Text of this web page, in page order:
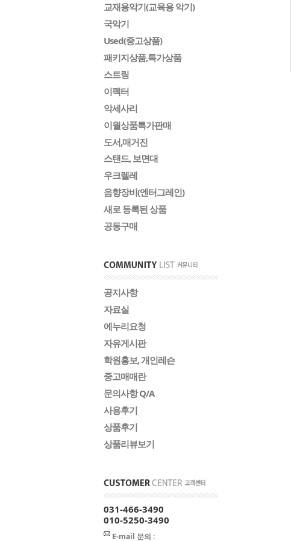
교재용악기(교육용 악기)
국악기
Used(중고상품)
패키지상품,특가상품
스트링
이펙터
악세사리
이월상품특가판매
도서,매거진
스탠드, 보면대
우크렐레
음향장비(엔터그레인)
새로 등록된 상품
공동구매
공지사항
자료실
에누리요청
자유게시판
학원홍보, 개인레슨
중고매매란
문의사항 Q/A
사용후기
상품후기
상품리뷰보기
031-466-3490
010-5250-3490
E-mail 문의 :